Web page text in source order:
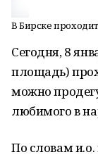
В Бирске
Сегодня, 8
площадь)
можно
любимого в
По словам